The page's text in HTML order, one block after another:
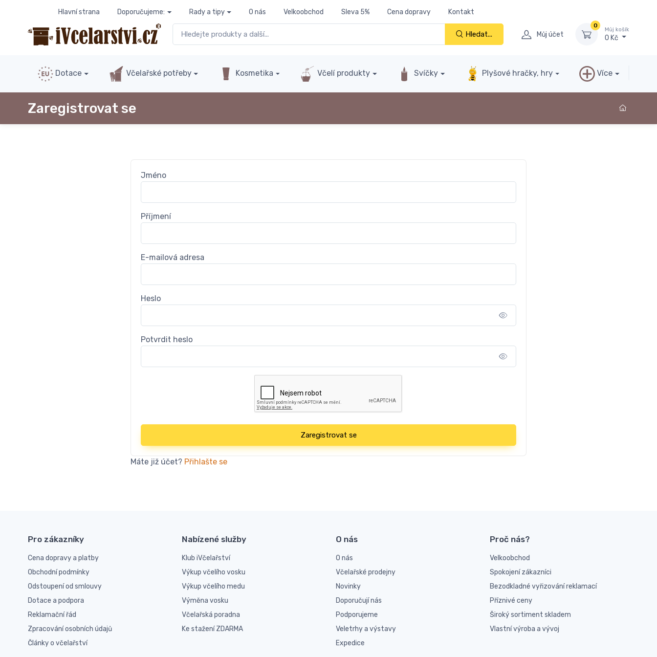
Hlavní strana Doporučujeme: Rady a tipy O nás Velkoobchod Sleva 5% Cena dopravy Kontakt
Hledat... Můj účet
0
Můj košík
0 Kč
Dotace Včelařské potřeby Kosmetika Včelí produkty Svíčky Plyšové hračky, hry Více
Zaregistrovat se
Jméno
Příjmení
E-mailová adresa
Heslo
Potvrdit heslo
Zaregistrovat se
Máte již účet? Přihlašte se
Pro zákazníky
Cena dopravy a platby
Obchodní podmínky
Odstoupení od smlouvy
Dotace a podpora
Reklamační řád
Zpracování osobních údajů
Články o včelařství
Nabízené služby
Klub iVčelařství
Výkup včelího vosku
Výkup včelího medu
Výměna vosku
Včelařská poradna
Ke stažení ZDARMA
O nás
O nás
Včelařské prodejny
Novinky
Doporučují nás
Podporujeme
Veletrhy a výstavy
Expedice
Proč nás?
Velkoobchod
Spokojení zákazníci
Bezodkladné vyřizování reklamací
Příznivé ceny
Široký sortiment skladem
Vlastní výroba a vývoj